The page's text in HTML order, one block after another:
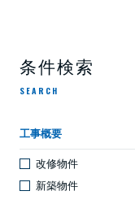
条件検索
SEARCH
工事概要
改修物件
新築物件